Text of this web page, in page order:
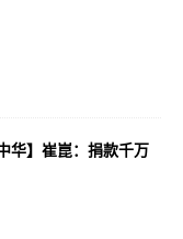
华】崔崑：捐款千万